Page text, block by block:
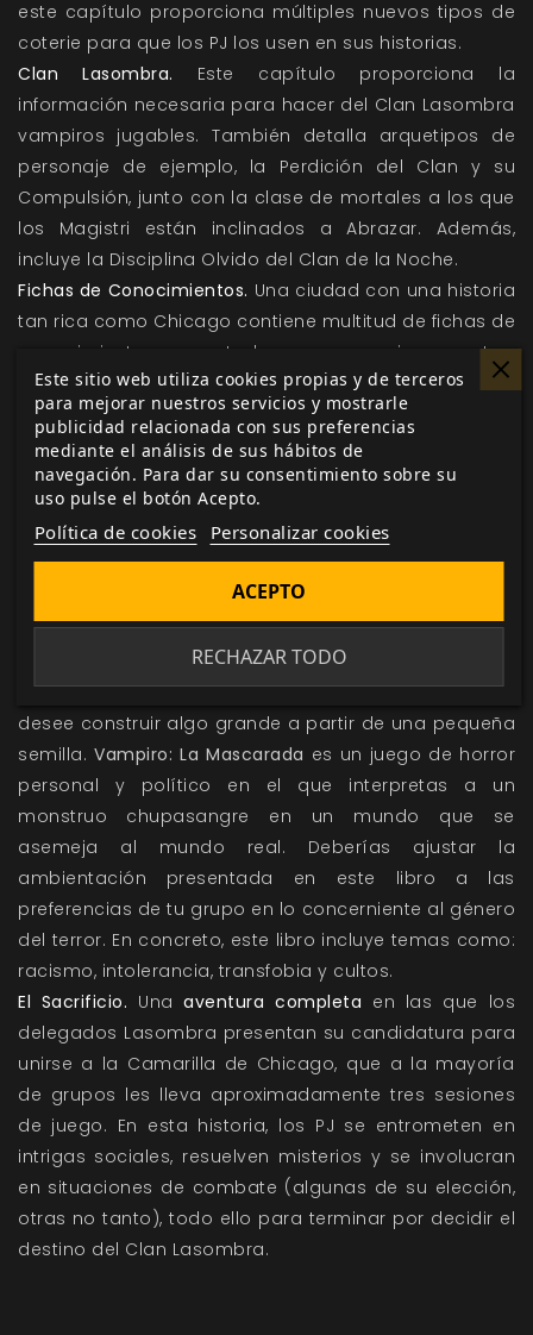
este capítulo proporciona múltiples nuevos tipos de
coterie para que los PJ los usen en sus historias.
Clan Lasombra. Este capítulo proporciona la
información necesaria para hacer del Clan Lasombra
vampiros jugables. También detalla arquetipos de
personaje de ejemplo, la Perdición del Clan y su
Compulsión, junto con la clase de mortales a los que
los Magistri están inclinados a Abrazar. Además,
incluye la Disciplina Olvido del Clan de la Noche.
Fichas de Conocimientos. Una ciudad con una historia
tan rica como Chicago contiene multitud de fichas de
conocimientos conectadas a personajes, eventos,
regiones, cultos y alineamientos filosóficos. Un
personaje puede adquirir una ficha de conocimientos
de este capítulo para ligar su pasado y su futuro
más profundamente con este dominio.
Crónicas de Chicago.Aquí se proveen
ganchos para crónicas que abarcan temas centrales
de la existencia vampíricaen Chicago: la Bestia, el
Frenesí, la jerarquía, la Humanidad, el Ansia y «eres lo
que comes». Este capítulocontiene multitud de ideas
tanto para el Narrador que busque una idea para
crónicascuando está apurado como para el que
desee construir algo grande a partir de una pequeña
semilla. Vampiro: La Mascarada es un juego de horror
personal y político en el que interpretas a un
monstruo chupasangre en un mundo que se
asemeja al mundo real. Deberías ajustar la
ambientación presentada en este libro a las
preferencias de tu grupo en lo concerniente al género
del terror. En concreto, este libro incluye temas como:
racismo, intolerancia, transfobia y cultos.
El Sacrificio. Unaaventura completa en las que los
delegados Lasombra presentan su candidatura para
unirse a la Camarilla de Chicago, que a la mayoría
de grupos les lleva aproximadamente tres sesiones
de juego. En esta historia, los PJ se entrometen en
intrigas sociales, resuelven misterios y se involucran
en situaciones de combate (algunas de su elección,
otras no tanto), todo ello para terminar por decidir el
destino del Clan Lasombra.
Este sitio web utiliza cookies propias y de terceros
para mejorar nuestros servicios y mostrarle
publicidad relacionada con sus preferencias
mediante el análisis de sus hábitos de
navegación. Para dar su consentimiento sobre su
uso pulse el botón Acepto.
Política de cookies Personalizar cookies
RECHAZAR TODO
ACEPTO